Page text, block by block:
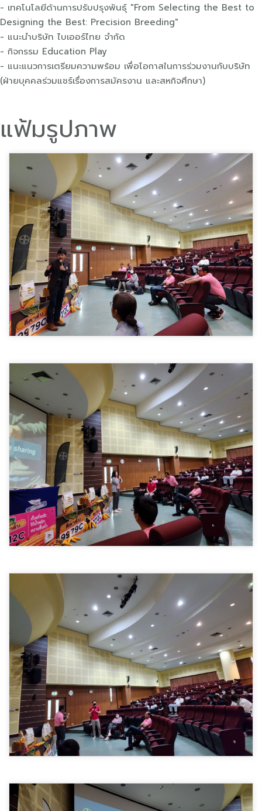
- เทคโนโลยีด้านการปรับปรุงพันธุ์ "From Selecting the Best to
Designing the Best: Precision Breeding"
- แนะนำบริษัท ไบเออร์ไทย จำกัด
- กิจกรรม Education Play
- แนะแนวการเตรียมความพร้อม เพื่อโอกาสในการร่วมงานกับบริษัท
(ฝ่ายบุคคลร่วมแชร์เรื่องการสมัครงาน และสหกิจศึกษา)
แฟ้มรูปภาพ